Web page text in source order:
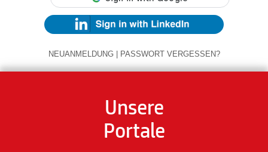
NEUANMELDUNG | PASSWORT VERGESSEN?
Unsere
Portale